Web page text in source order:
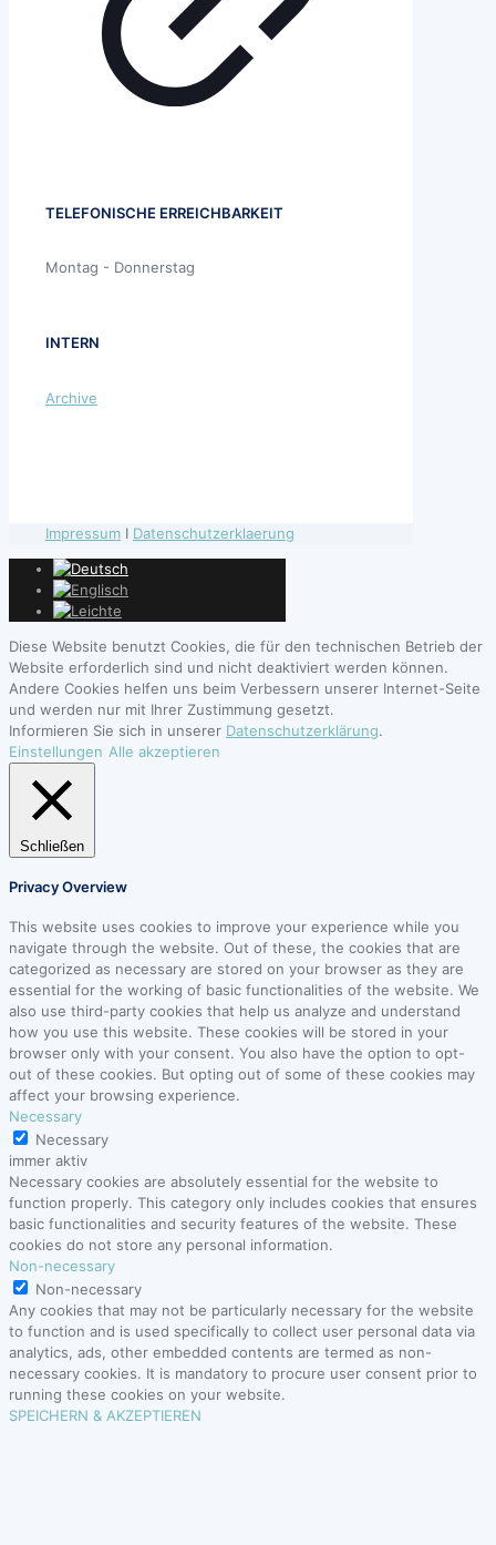
TELEFONISCHE ERREICHBARKEIT
Montag - Donnerstag
INTERN
Archive
Impressum I Datenschutzerklaerung
Diese Website benutzt Cookies, die für den technischen Betrieb der
Website erforderlich sind und nicht deaktiviert werden können.
Andere Cookies helfen uns beim Verbessern unserer Internet-Seite
und werden nur mit Ihrer Zustimmung gesetzt.
Informieren Sie sich in unserer Datenschutzerklärung.
Einstellungen Alle akzeptieren
Schließen
Privacy Overview
This website uses cookies to improve your experience while you
navigate through the website. Out of these, the cookies that are
categorized as necessary are stored on your browser as they are
essential for the working of basic functionalities of the website. We
also use third-party cookies that help us analyze and understand
how you use this website. These cookies will be stored in your
browser only with your consent. You also have the option to opt-
out of these cookies. But opting out of some of these cookies may
affect your browsing experience.
Necessary
Necessary
immer aktiv
Necessary cookies are absolutely essential for the website to
function properly. This category only includes cookies that ensures
basic functionalities and security features of the website. These
cookies do not store any personal information.
Non-necessary
Non-necessary
Any cookies that may not be particularly necessary for the website
to function and is used specifically to collect user personal data via
analytics, ads, other embedded contents are termed as non-
necessary cookies. It is mandatory to procure user consent prior to
running these cookies on your website.
SPEICHERN & AKZEPTIEREN